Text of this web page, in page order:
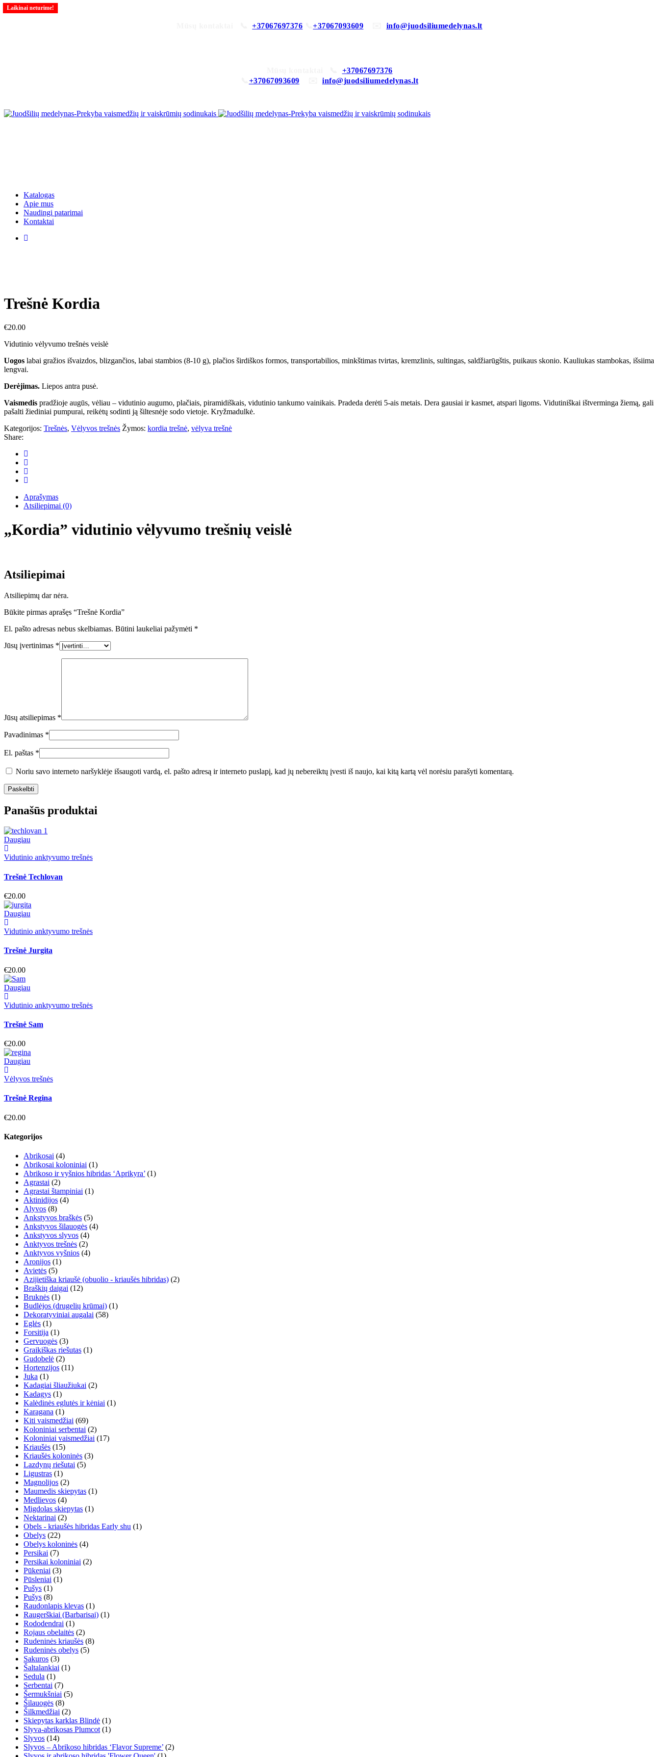
Mūsų kontaktai 📞+37067697376 📞+37067093609 info@juodsiliumedelynas.lt
+37067697376
+37067093609 info@juodsiliumedelynas.lt
Katalogas
Apie mus
Naudingi patarimai
Kontaktai
Trešnė Kordia
€20.00
Vidutinio vėlyvumo trešnės veislė
Uogos labai gražios išvaizdos, blizgančios, labai stambios (8-10 g), plačios širdiškos formos, transportabilios, minkštimas tvirtas, kremzlinis, sultingas, saldžiarūgštis, puikaus skonio. Kauliukas stambokas, išsiima
lengvai.
Derėjimas. Liepos antra pusė.
Vaismedis pradžioje augūs, vėliau – vidutinio augumo, plačiais, piramidiškais, vidutinio tankumo vainikais. Pradeda derėti 5-ais metais. Dera gausiai ir kasmet, atspari ligoms. Vidutiniškai ištverminga žiemą, gali
pašalti žiediniai pumpurai, reikėtų sodinti ją šiltesnėje sodo vietoje. Kryžmadulkė.
Kategorijos: Trešnės, Vėlyvos trešnės Žymos: kordia trešnė, vėlyva trešnė
Share:
Aprašymas
Atsiliepimai (0)
„Kordia” vidutinio vėlyvumo trešnių veislė
Atsiliepimai
Atsiliepimų dar nėra.
Būkite pirmas aprašęs “Trešnė Kordia”
El. pašto adresas nebus skelbiamas. Būtini laukeliai pažymėti *
Jūsų įvertinimas *
Jūsų atsiliepimas *
Pavadinimas *
El. paštas *
Noriu savo interneto naršyklėje išsaugoti vardą, el. pašto adresą ir interneto puslapį, kad jų nebereiktų įvesti iš naujo, kai kitą kartą vėl norėsiu parašyti komentarą.
Panašūs produktai
Daugiau
Vidutinio anktyvumo trešnės
Trešnė Techlovan
€20.00
Laikinai neturime!
Daugiau
Vidutinio anktyvumo trešnės
Trešnė Jurgita
€20.00
Daugiau
Vidutinio anktyvumo trešnės
Trešnė Sam
€20.00
Daugiau
Vėlyvos trešnės
Trešnė Regina
€20.00
Kategorijos
Abrikosai (4)
Abrikosai koloniniai (1)
Abrikoso ir vyšnios hibridas ‘Aprikyra’ (1)
Agrastai (2)
Agrastai štampiniai (1)
Aktinidijos (4)
Alyvos (8)
Ankstyvos braškės (5)
Ankstyvos šilauogės (4)
Ankstyvos slyvos (4)
Anktyvos trešnės (2)
Anktyvos vyšnios (4)
Aronijos (1)
Avietės (5)
Azijietiška kriaušė (obuolio - kriaušės hibridas) (2)
Braškių daigai (12)
Bruknės (1)
Budlėjos (drugelių krūmai) (1)
Dekoratyviniai augalai (58)
Eglės (1)
Forsitija (1)
Gervuogės (3)
Graikiškas riešutas (1)
Gudobelė (2)
Hortenzijos (11)
Juka (1)
Kadagiai šliaužiukai (2)
Kadagys (1)
Kalėdinės eglutės ir kėniai (1)
Karagana (1)
Kiti vaismedžiai (69)
Koloniniai serbentai (2)
Koloniniai vaismedžiai (17)
Kriaušės (15)
Kriaušės koloninės (3)
Lazdynų riešutai (5)
Ligustras (1)
Magnolijos (2)
Maumedis skiepytas (1)
Medlievos (4)
Migdolas skiepytas (1)
Nektarinai (2)
Obels - kriaušės hibridas Early shu (1)
Obelys (22)
Obelys koloninės (4)
Persikai (7)
Persikai koloniniai (2)
Pūkeniai (3)
Pūsleniai (1)
Pušys (1)
Pušys (8)
Raudonlapis klevas (1)
Raugerškiai (Barbarisai) (1)
Rododendrai (1)
Rojaus obelaitės (2)
Rudeninės kriaušės (8)
Rudeninės obelys (5)
Sakuros (3)
Šaltalankiai (1)
Sedula (1)
Serbentai (7)
Šermukšniai (5)
Šilauogės (8)
Šilkmedžiai (2)
Skiepytas karklas Blindė (1)
Slyva-abrikosas Plumcot (1)
Slyvos (14)
Slyvos – Abrikoso hibridas ‘Flavor Supreme’ (2)